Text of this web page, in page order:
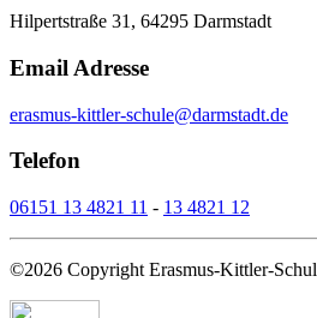
Hilpertstraße 31, 64295 Darmstadt
Email Adresse
erasmus-kittler-schule@darmstadt.de
Telefon
06151 13 4821 11 - 13 4821 12
©2026 Copyright Erasmus-Kittler-